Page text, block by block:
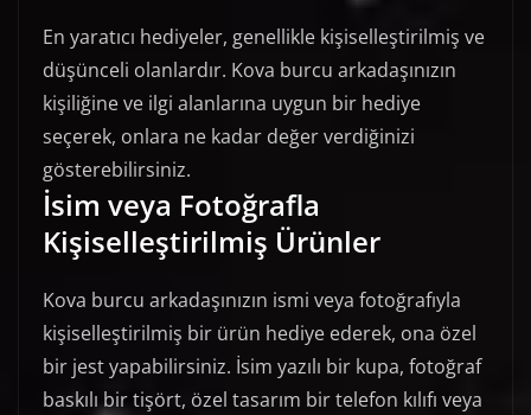
En yaratıcı hediyeler, genellikle kişiselleştirilmiş ve
düşünceli olanlardır. Kova burcu arkadaşınızın
kişiliğine ve ilgi alanlarına uygun bir hediye
seçerek, onlara ne kadar değer verdiğinizi
gösterebilirsiniz.
İsim veya Fotoğrafla
Kişiselleştirilmiş Ürünler
Kova burcu arkadaşınızın ismi veya fotoğrafıyla
kişiselleştirilmiş bir ürün hediye ederek, ona özel
bir jest yapabilirsiniz. İsim yazılı bir kupa, fotoğraf
baskılı bir tişört, özel tasarım bir telefon kılıfı veya